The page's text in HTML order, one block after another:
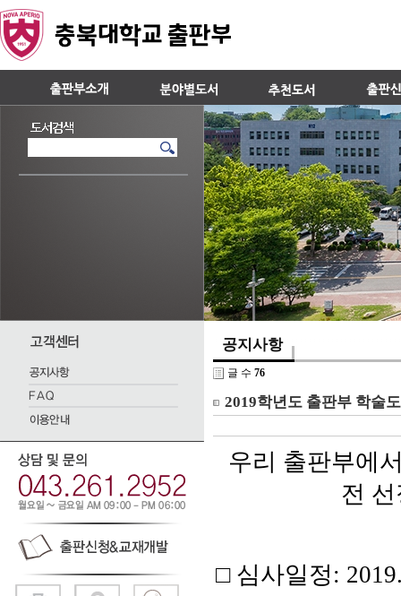
공지사항
글 수 76
2019학년도 출판부 학술
우리 출판부에
전 선
□ 심사일정 :